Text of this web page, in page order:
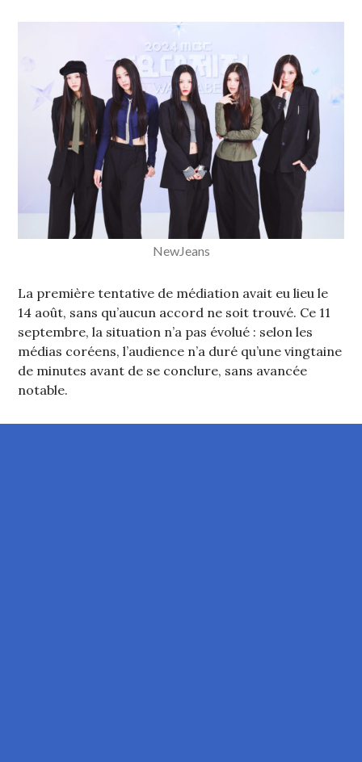
NewJeans
La première tentative de médiation avait eu lieu le
14 août, sans qu’aucun accord ne soit trouvé. Ce 11
septembre, la situation n’a pas évolué : selon les
médias coréens, l’audience n’a duré qu’une vingtaine
de minutes avant de se conclure, sans avancée
notable.